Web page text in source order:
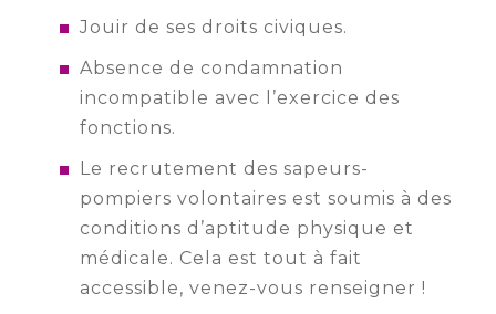
Jouir de ses droits civiques.
Absence de condamnation
incompatible avec l’exercice des
fonctions.
Le recrutement des sapeurs-
pompiers volontaires est soumis à des
conditions d’aptitude physique et
médicale. Cela est tout à fait
accessible, venez-vous renseigner !